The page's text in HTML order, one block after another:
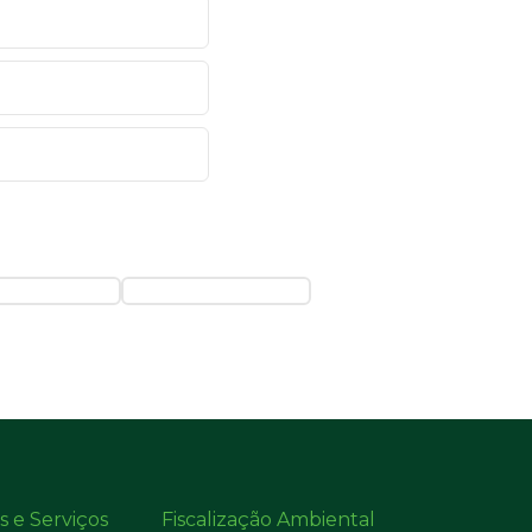
e Serviços
Fiscalização Ambiental